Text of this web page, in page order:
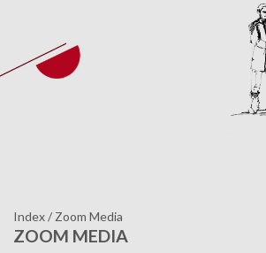
Index/ Zoom Media
ZOOM MEDIA